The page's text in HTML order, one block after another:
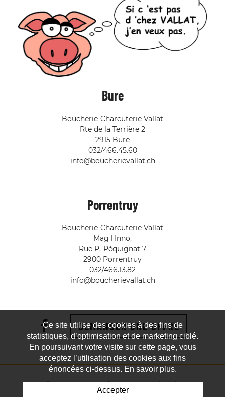
Bure
Boucherie-Charcuterie Vallat
Rte de la Terrière 2
2915 Bure
032/466.45.60
info@boucherievallat.ch
Porrentruy
Boucherie-Charcuterie Vallat
Mag l'Inno,
Rue P.-Péquignat 7
2900 Porrentruy
032/466.13.82
info@boucherievallat.ch
DEMANDER UNE OFFRE
© 2026 Boucherie Vallat. Tous droits réservés
Ce site utilise des cookies à des fins de
statistiques, d’optimisation et de marketing ciblé.
En poursuivant votre visite sur cette page, vous
acceptez l’utilisation des cookies aux fins
énoncées ci-dessus. En savoir plus.
Accepter